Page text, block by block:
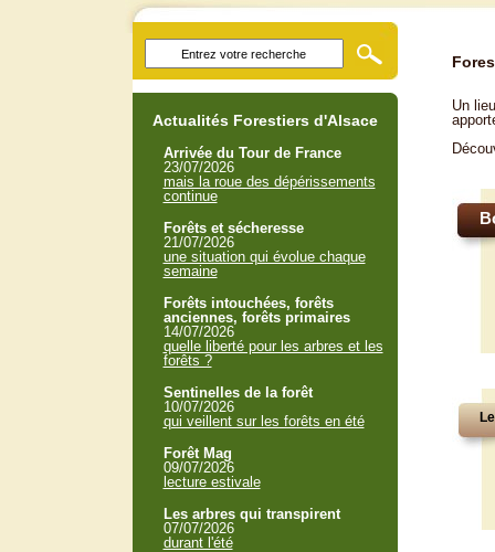
Un
Actualités Forestiers d'Alsace
Arrivée du Tour de France
23/07/2026
mais la roue des dépérissements
continue
Forêts et sécheresse
21/07/2026
une situation qui évolue chaque
semaine
Forêts intouchées, forêts
anciennes, forêts primaires
14/07/2026
quelle liberté pour les arbres et les
forêts ?
Sentinelles de la forêt
10/07/2026
qui veillent sur les forêts en été
Forêt Mag
09/07/2026
lecture estivale
Les arbres qui transpirent
07/07/2026
durant l'été